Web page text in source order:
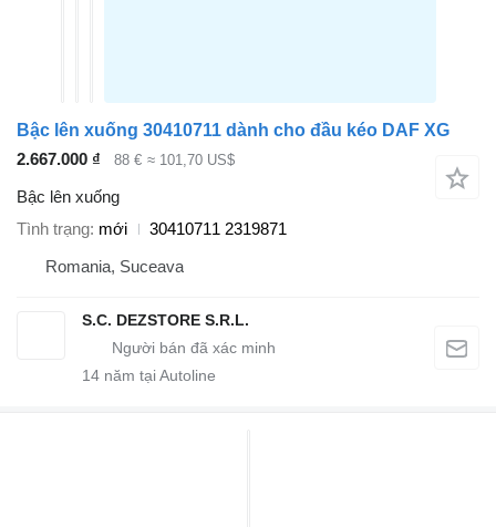
Bậc lên xuống 30410711 dành cho đầu kéo DAF XG
2.667.000 ₫
88 € ≈ 101,70 US$
Bậc lên xuống
Tình trạng mới
30410711 2319871
Romania, Suceava
S.C. DEZSTORE S.R.L.
14 năm tại Autoline